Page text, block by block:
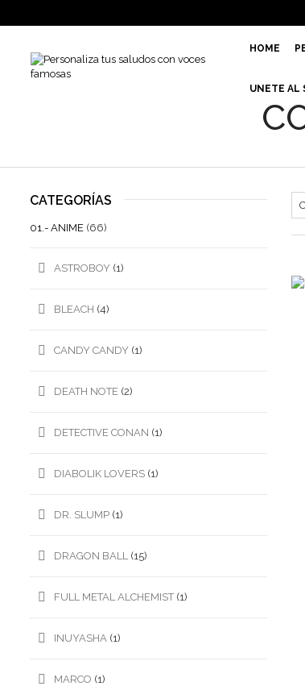
HOME
UNETE AL
CATEGORÍAS
01.- ANIME (66)
ASTROBOY (1)
BLEACH (4)
CANDY CANDY (1)
DEATH NOTE (2)
DETECTIVE CONAN (1)
DIABOLIK LOVERS (1)
DR. SLUMP (1)
DRAGON BALL (15)
FULL METAL ALCHEMIST (1)
INUYASHA (1)
MARCO (1)